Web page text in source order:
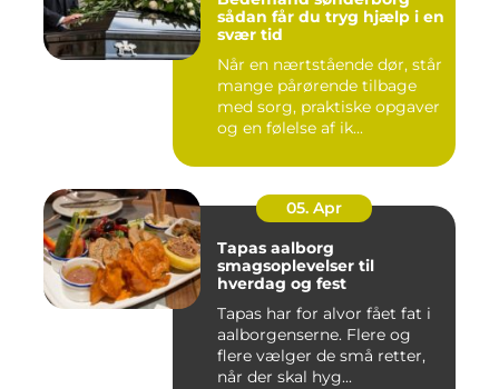
sådan får du tryg hjælp i en
svær tid
Når en nærtstående dør, står
mange pårørende tilbage
med sorg, praktiske opgaver
og en følelse af ik...
05. Apr
Tapas aalborg
smagsoplevelser til
hverdag og fest
Tapas har for alvor fået fat i
aalborgenserne. Flere og
flere vælger de små retter,
når der skal hyg...